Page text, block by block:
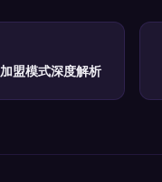
盟模式深度解析